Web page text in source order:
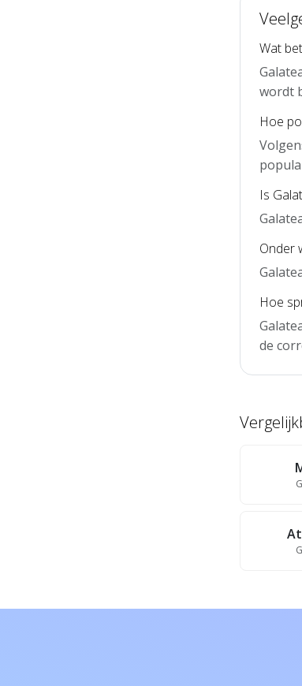
Wat
wordt
Hoe
Is
Onder
Hoe
de